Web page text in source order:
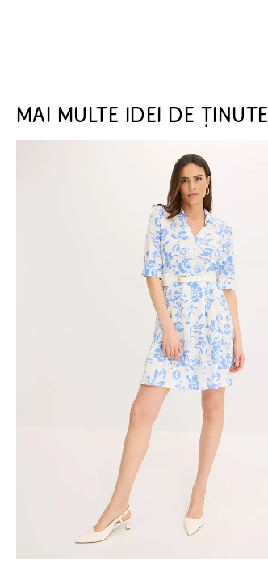
MAI MULTE IDEI DE ȚINUTE